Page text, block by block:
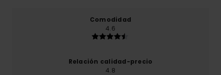
Comodidad
4.6
Relación calidad-precio
4.8